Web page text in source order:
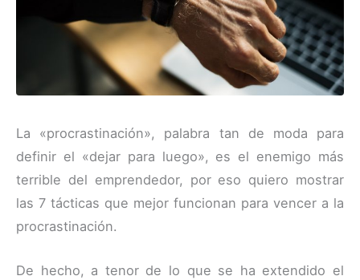
La «procrastinación», palabra tan de moda para
definir el «dejar para luego», es el enemigo más
terrible del emprendedor, por eso quiero mostrar
las 7 tácticas que mejor funcionan para vencer a la
procrastinación.
De hecho, a tenor de lo que se ha extendido el